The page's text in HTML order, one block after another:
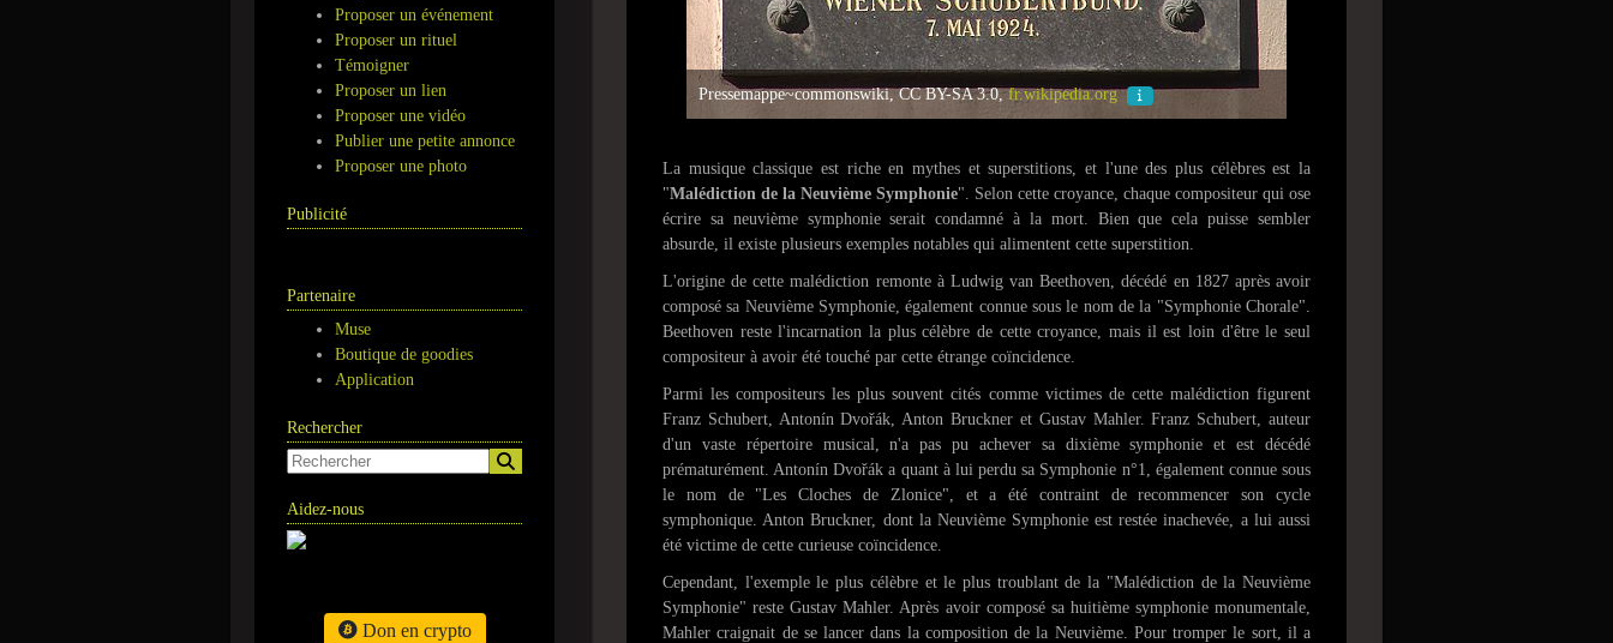
Proposer un événement
Proposer un rituel
Témoigner
Proposer un lien
Proposer une vidéo
Publier une petite annonce
Proposer une photo
Publicité
Partenaire
Muse
Boutique de goodies
Application
Rechercher
Aidez-nous
Don en crypto
Pressemappe~commonswiki, CC BY-SA 3.0,fr.wikipedia.org
La musique classique est riche en mythes et superstitions, et l'une des plus célèbres est la
"Malédiction de la Neuvième Symphonie". Selon cette croyance, chaque compositeur qui ose
écrire sa neuvième symphonie serait condamné à la mort. Bien que cela puisse sembler
absurde, il existe plusieurs exemples notables qui alimentent cette superstition.
L'origine de cette malédiction remonte à Ludwig van Beethoven, décédé en 1827 après avoir
composé sa Neuvième Symphonie, également connue sous le nom de la "Symphonie Chorale".
Beethoven reste l'incarnation la plus célèbre de cette croyance, mais il est loin d'être le seul
compositeur à avoir été touché par cette étrange coïncidence.
Parmi les compositeurs les plus souvent cités comme victimes de cette malédiction figurent
Franz Schubert, Antonín Dvořák, Anton Bruckner et Gustav Mahler. Franz Schubert, auteur
d'un vaste répertoire musical, n'a pas pu achever sa dixième symphonie et est décédé
prématurément. Antonín Dvořák a quant à lui perdu sa Symphonie n°1, également connue sous
le nom de "Les Cloches de Zlonice", et a été contraint de recommencer son cycle
symphonique. Anton Bruckner, dont la Neuvième Symphonie est restée inachevée, a lui aussi
été victime de cette curieuse coïncidence.
Cependant, l'exemple le plus célèbre et le plus troublant de la "Malédiction de la Neuvième
Symphonie" reste Gustav Mahler. Après avoir composé sa huitième symphonie monumentale,
Mahler craignait de se lancer dans la composition de la Neuvième. Pour tromper le sort, il a